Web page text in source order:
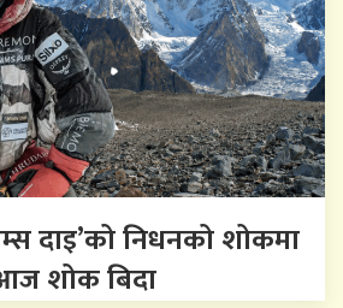
दाइ’को निधनको शोकमा
शोक बिदा